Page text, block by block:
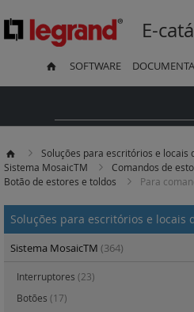
E-
SOFTWARE
Soluções para escritórios e locais
Sistema MosaicTM
Comandos de
Botão de estores e toldos
Para
Soluções para escritórios e locais
Sistema MosaicTM (364)
Interruptores (23)
Botões (17)